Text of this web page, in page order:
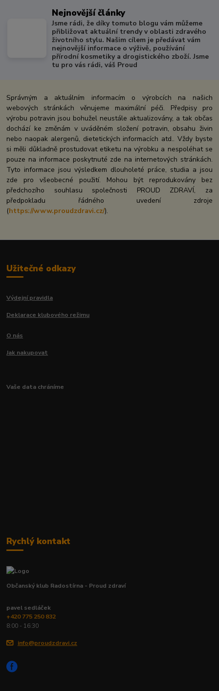
Nejnovější články
Jsme rádi, že díky tomuto blogu vám můžeme
přibližovat aktuální trendy v oblasti zdravého
životního stylu. Našim cílem je předávat vám
nejnovější informace o výživě, používání
přírodní kosmetiky a drogistického zboží. Jsme
tu pro vás rádi, váš Proud
Správným a aktuálním informacím o výrobcích na našich
webových stránkách věnujeme maximální péči. Předpisy pro
výrobu potravin jsou bohužel neustále aktualizovány, a tak občas
dochází ke změnám v uváděném složení potravin, obsahu živin
nebo naopak alergenů, dietetických informacích atd.. Vždy byste
si měli důkladně prostudovat etiketu na výrobku a nespoléhat se
pouze na informace poskytnuté zde na internetových stránkách.
Tyto informace jsou výsledkem dlouholeté práce, studia a jsou
zde pro všeobecné použití. Mohou být reprodukovány bez
předchozího souhlasu společnosti PROUD ZDRAVÍ, za
předpokladu řádného uvedení zdroje
(https://www.proudzdravi.cz/).
Užitečné odkazy
Výdejní pravidla
Deklarace klubového režimu
O nás
Jak nakupovat
Vaše data chráníme
Rychlý kontakt
Občanský klub Radostírna - Proud zdraví
pavel sedláček
+420 775 250 832
8:00 - 16:30
info@proudzdravi.cz